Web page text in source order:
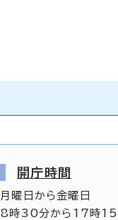
開庁時間
月曜日から金曜日
8時30分から17時15